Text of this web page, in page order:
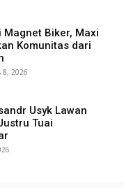
Biker, Maxi
Komunitas dari
8, 2026
Usyk Lawan
Tuai